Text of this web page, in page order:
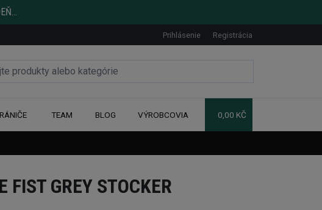
Prihlásenie Registrácia
TEAM BLOG VÝROBCOVIA 0,00 KČ
FIST GREY STOCKER